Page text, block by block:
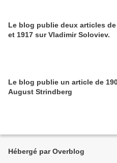
Le blog publie deux articles de
et 1917 sur Vladimir Soloviev.
Le blog publie un article de
August Strindberg
Hébergé par Overblog